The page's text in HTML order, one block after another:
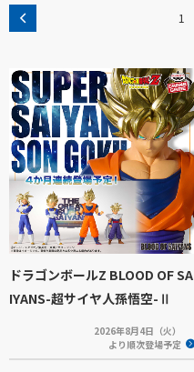
1
ドラゴンボールZ BLOOD OF SA
IYANS-超サイヤ人孫悟空-Ⅱ
2026年8月4日（火）
より順次登場予定